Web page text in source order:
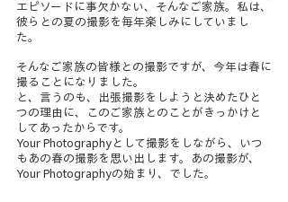
エピソードに事欠かない、そんなご家族。私は、
彼らとの夏の撮影を毎年楽しみにしていまし
た。
そんなご家族の皆様との撮影ですが、今年は春に
撮ることになりました。
と、言うのも、出張撮影をしようと決めたひと
つの理由に、このご家族とのことがきっかけと
してあったからです。
Your Photographyとして撮影をしながら、いつ
もあの春の撮影を思い出します。あの撮影が、
Your Photographyの始まり、でした。